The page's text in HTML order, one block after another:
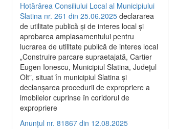
Hotărârea Consiliului Local al Municipiului
Slatina nr. 261 din 25.06.2025 declararea
de utilitate publică și de interes local și
aprobarea amplasamentului pentru
lucrarea de utilitate publică de interes local
„Construire parcare supraetajată, Cartier
Eugen Ionescu, Municipiul Slatina, Județul
Olt”, situat în municipiul Slatina și
declanșarea procedurii de expropriere a
imobilelor cuprinse în coridorul de
expropriere
Anunțul nr. 81867 din 12.08.2025